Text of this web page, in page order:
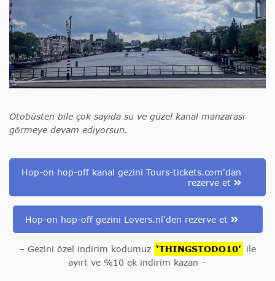
Otobüsten bile çok sayıda su ve güzel kanal manzarası
görmeye devam ediyorsun.
Hop-on hop-off kanal gezini Tours-tickets.com'dan
rezerve et
Hop-on hop-off gezini Lovers.nl'den rezerve et
– Gezini özel indirim kodumuz ‘THINGSTODO10’ ile
ayırt ve %10 ek indirim kazan –